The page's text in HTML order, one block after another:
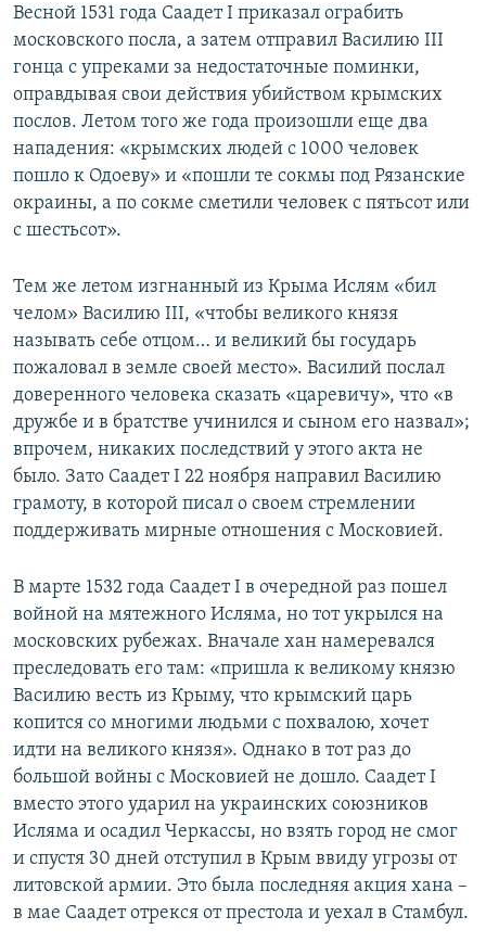
Весной 1531 года Саадет I приказал ограбить
московского посла, а затем отправил Василию III
гонца с упреками за недостаточные поминки,
оправдывая свои действия убийством крымских
послов. Летом того же года произошли еще два
нападения: «крымских людей с 1000 человек
пошло к Одоеву» и «пошли те сокмы под Рязанские
окраины, а по сокме сметили человек с пятьсот или
с шестьсот».
Тем же летом изгнанный из Крыма Ислям «бил
челом» Василию III, «чтобы великого князя
называть себе отцом… и великий бы государь
пожаловал в земле своей место». Василий послал
доверенного человека сказать «царевичу», что «в
дружбе и в братстве учинился и сыном его назвал»;
впрочем, никаких последствий у этого акта не
было. Зато Саадет I 22 ноября направил Василию
грамоту, в которой писал о своем стремлении
поддерживать мирные отношения с Московией.
В марте 1532 года Саадет I в очередной раз пошел
войной на мятежного Исляма, но тот укрылся на
московских рубежах. Вначале хан намеревался
преследовать его там: «пришла к великому князю
Василию весть из Крыму, что крымский царь
копится со многими людьми с похвалою, хочет
идти на великого князя». Однако в тот раз до
большой войны с Московией не дошло. Саадет I
вместо этого ударил на украинских союзников
Исляма и осадил Черкассы, но взять город не смог
и спустя 30 дней отступил в Крым ввиду угрозы от
литовской армии. Это была последняя акция хана –
в мае Саадет отрекся от престола и уехал в Стамбул.